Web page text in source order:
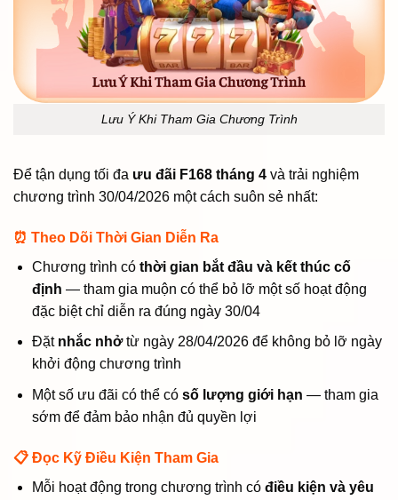
Lưu Ý Khi Tham Gia Chương Trình
Để tận dụng tối đa ưu đãi F168 tháng 4 và trải nghiệm
chương trình 30/04/2026 một cách suôn sẻ nhất:
⏰ Theo Dõi Thời Gian Diễn Ra
Chương trình có thời gian bắt đầu và kết thúc cố
định — tham gia muộn có thể bỏ lỡ một số hoạt động
đặc biệt chỉ diễn ra đúng ngày 30/04
Đặt nhắc nhởtừ ngày 28/04/2026 để không bỏ lỡ ngày
khởi động chương trình
Một số ưu đãi có thể có số lượng giới hạn — tham gia
sớm để đảm bảo nhận đủ quyền lợi
📋 Đọc Kỹ Điều Kiện Tham Gia
Mỗi hoạt động trong chương trình có điều kiện và yêu